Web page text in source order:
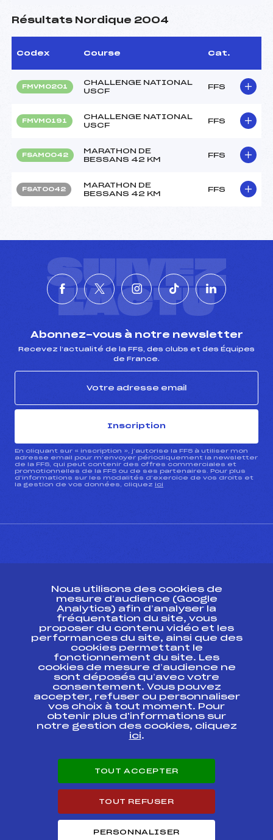
Résultats Nordique 2004
Codex Course Cat.
FMVM0201
CHALLENGE NATIONAL
USCF
FFS
FMVM0191
CHALLENGE NATIONAL
USCF
FFS
FSAM0042
MARATHON DE
BESSANS 42 KM
FFS
FSAT0042
MARATHON DE
BESSANS 42 KM
FFS
SUIVEZ
L'ACTU
Abonnez-vous à notre newsletter
Recevez l’actualité de la FFS, des clubs et des Équipes
de France.
Inscription
En cliquant sur « inscription », j’autorise la FFS à utiliser mon
adresse email pour m’envoyer périodiquement la newsletter
de la FFS, qui peut contenir des offres commerciales et
promotionnelles de la FFS ou de ses partenaires. Pour plus
d’informations sur les modalités d’exercice de vos droits et
la gestion de vos données, cliquez ici
ESPACE PRESSE
Ressources
Pass’Neige
Projet sportif fédéral
Projet de performance fédéral
Antidopage
Pôle Développement, Formation, Suivi
Scientifique
Listes ministérielles
Pôle vie de l’athlète
Carrières
Nous utilisons des cookies de
mesure d’audience (Google
Analytics) afin d’analyser la
fréquentation du site, vous
proposer du contenu vidéo et les
performances du site, ainsi que des
cookies permettant le
fonctionnement du site. Les
cookies de mesure d’audience ne
sont déposés qu’avec votre
consentement. Vous pouvez
accepter, refuser ou personnaliser
vos choix à tout moment. Pour
obtenir plus d'informations sur
notre gestion des cookies, cliquez
ici.
TOUT ACCEPTER
TOUT REFUSER
PERSONNALISER